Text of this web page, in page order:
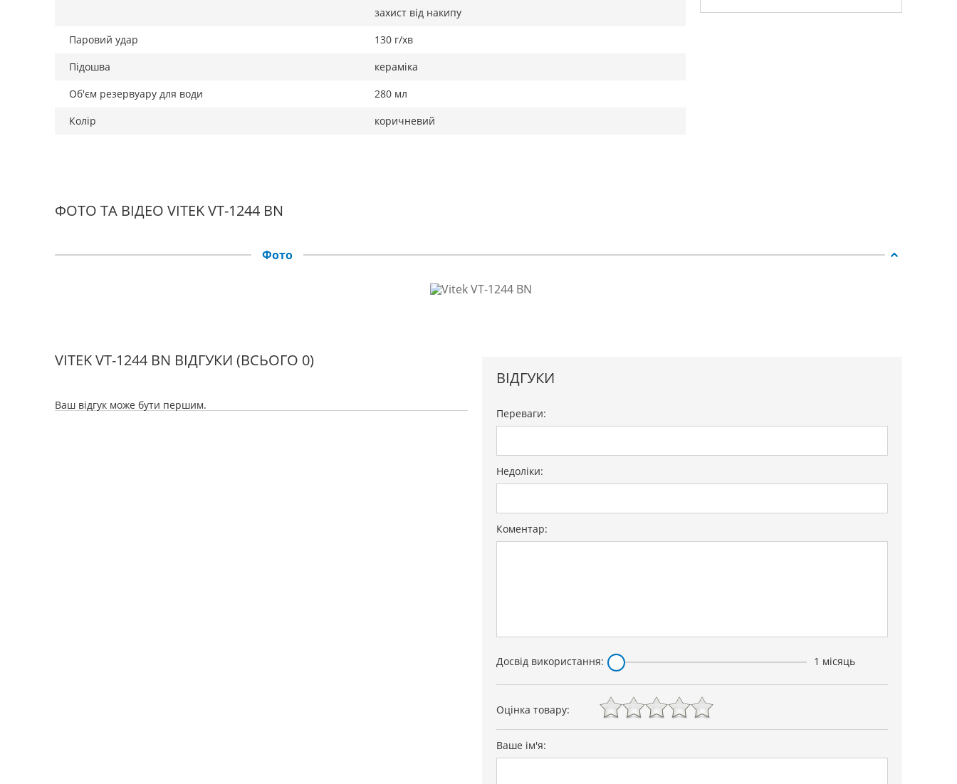
захист від накипу
Паровий удар
130 г/хв
Підошва
кераміка
Об'єм резервуару для води
280 мл
Колір
коричневий
ФОТО ТА ВІДЕО VITEK VT-1244 BN
Фото
VITEK VT-1244 BN ВІДГУКИ (ВСЬОГО 0)
Ваш відгук може бути першим.
ВІДГУКИ
Переваги:
Недоліки:
Коментар:
Досвід використання: 1 місяць
Оцінка товару:
Ваше ім'я: